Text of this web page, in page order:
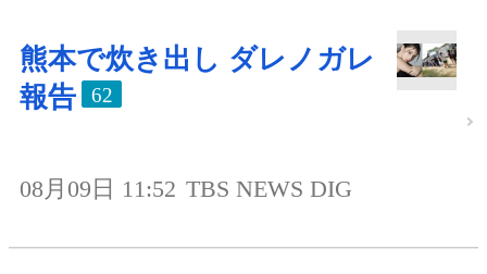
熊本で炊き出し ダレノガレ
報告
62
08月09日 11:52 TBS NEWS DIG